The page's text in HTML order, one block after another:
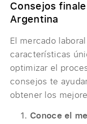
Consejos
Argentina
El mercado
características
optimizar el
consejos te
obtener los
Conoce el